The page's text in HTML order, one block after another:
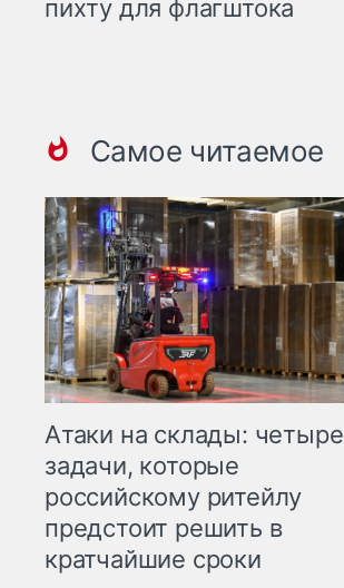
пихту для флагштока
Самое читаемое
Атаки на склады: четыре
задачи, которые
российскому ритейлу
предстоит решить в
кратчайшие сроки